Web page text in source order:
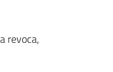
revoca,